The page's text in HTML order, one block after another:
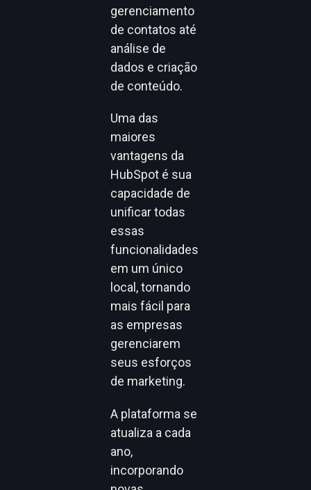
gerenciamento
de contatos até
análise de
dados e criação
de conteúdo.
Uma das
maiores
vantagens da
HubSpot é sua
capacidade de
unificar todas
essas
funcionalidades
em um único
local, tornando
mais fácil para
as empresas
gerenciarem
seus esforços
de marketing.
A plataforma se
atualiza a cada
ano,
incorporando